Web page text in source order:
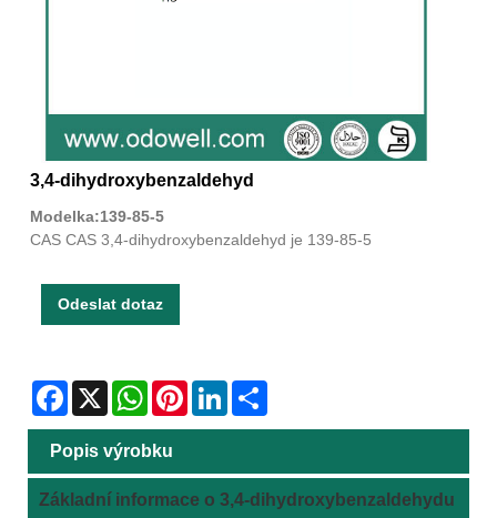
3,4-dihydroxybenzaldehyd
Modelka:139-85-5
CAS CAS 3,4-dihydroxybenzaldehyd je 139-85-5
Odeslat dotaz
Facebook
X WhatsAppPinterestLinkedIn
Popis výrobku
Základní informace o 3,4-dihydroxybenzaldehydu